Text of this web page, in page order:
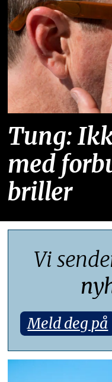
Tung:
med
briller
Vi
Meld deg på